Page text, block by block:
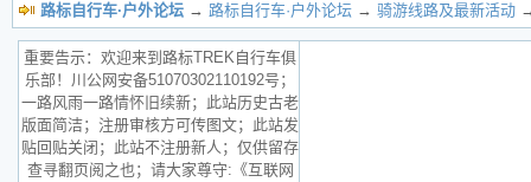
路标自行车·户外论坛 → 路标自行车·户外论坛 → 骑游线路及最新活动
重要告示：欢迎来到路标TREK自行车俱
乐部！川公网安备51070302110192号；
一路风雨一路情怀旧续新；此站历史古老
版面简洁；注册审核方可传图文；此站发
贴回贴关闭；此站不注册新人；仅供留存
查寻翻页阅之也；请大家尊守:《互联网